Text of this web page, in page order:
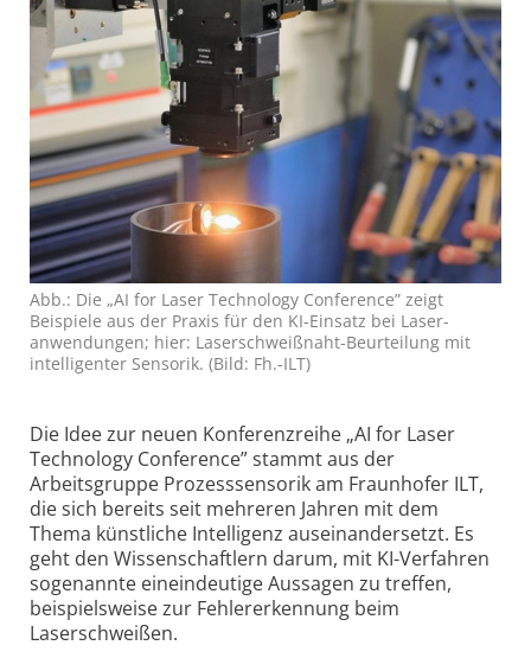
Abb.: Die „AI for Laser Technology Conference” zeigt
Beispiele aus der Praxis für den KI-Einsatz bei Laser­
anwendungen; hier: Laser­schweiß­naht-Beurteilung mit
intelligenter Sensorik. (Bild: Fh.-ILT)
Die Idee zur neuen Konferenzreihe „AI for Laser
Technology Conference” stammt aus der
Arbeitsgruppe Prozess­sensorik am Fraunhofer ILT,
die sich bereits seit mehreren Jahren mit dem
Thema künstliche Intelligenz auseinandersetzt. Es
geht den Wissenschaftlern darum, mit KI-Verfahren
sogenannte eineindeutige Aussagen zu treffen,
beispielsweise zur Fehler­erkennung beim
Laserschweißen.